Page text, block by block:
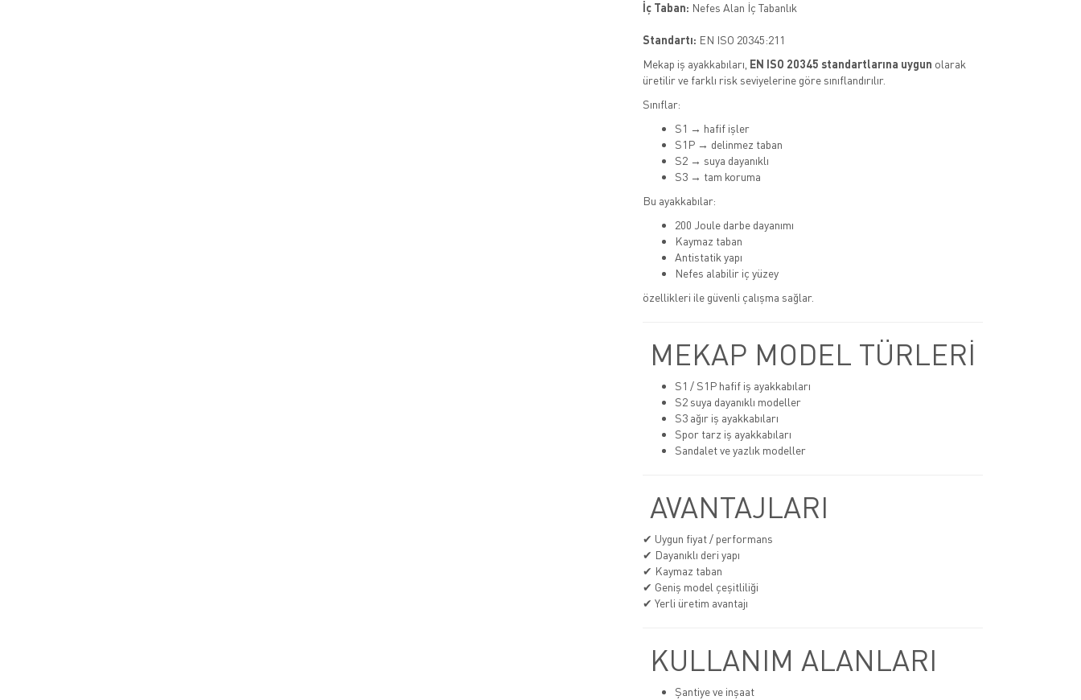
İç Taban: Nefes Alan İç Tabanlık
Standartı: EN ISO 20345:211
Mekap iş ayakkabıları, EN ISO 20345 standartlarına uygun olarak
üretilir ve farklı risk seviyelerine göre sınıflandırılır.
Sınıflar:
S1 → hafif işler
S1P → delinmez taban
S2 → suya dayanıklı
S3 → tam koruma
Bu ayakkabılar:
200 Joule darbe dayanımı
Kaymaz taban
Antistatik yapı
Nefes alabilir iç yüzey
özellikleri ile güvenli çalışma sağlar.
MEKAP MODEL TÜRLERİ
S1 / S1P hafif iş ayakkabıları
S2 suya dayanıklı modeller
S3 ağır iş ayakkabıları
Spor tarz iş ayakkabıları
Sandalet ve yazlık modeller
AVANTAJLARI
✔ Uygun fiyat / performans
✔ Dayanıklı deri yapı
✔ Kaymaz taban
✔ Geniş model çeşitliliği
✔ Yerli üretim avantajı
KULLANIM ALANLARI
Şantiye ve inşaat